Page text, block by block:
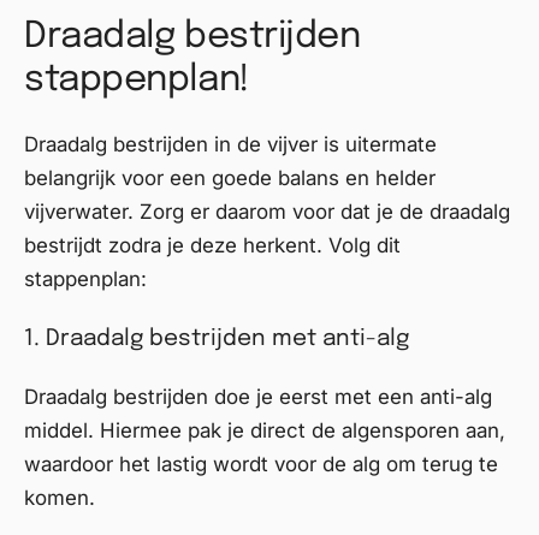
Draadalg bestrijden
stappenplan!
Draadalg bestrijden in de vijver is uitermate
belangrijk voor een goede balans en helder
vijverwater. Zorg er daarom voor dat je de draadalg
bestrijdt zodra je deze herkent. Volg dit
stappenplan:
1. Draadalg bestrijden met anti-alg
Draadalg bestrijden doe je eerst met een anti-alg
middel. Hiermee pak je direct de algensporen aan,
waardoor het lastig wordt voor de alg om terug te
komen.